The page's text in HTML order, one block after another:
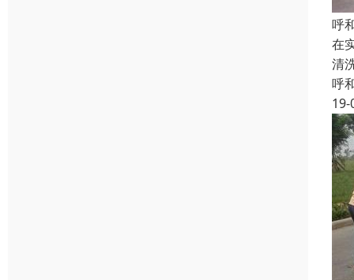
呼
在
清
呼
19-